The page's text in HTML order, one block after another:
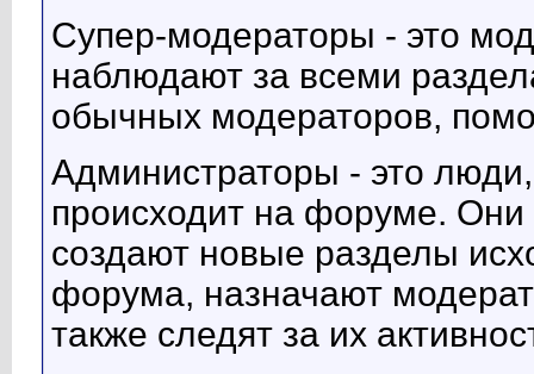
Супер-модераторы - это
наблюдают за всеми
обычных модераторов,
Администраторы - это
происходит на форуме.
создают новые разделы
форума, назначают
также следят за их